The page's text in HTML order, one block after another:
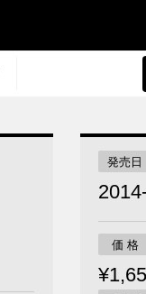
発売日
価 格